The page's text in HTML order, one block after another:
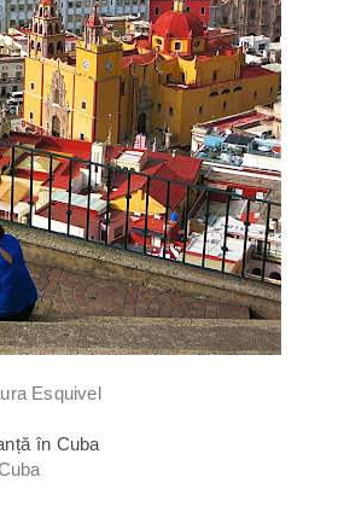
Esquivel
în Cuba